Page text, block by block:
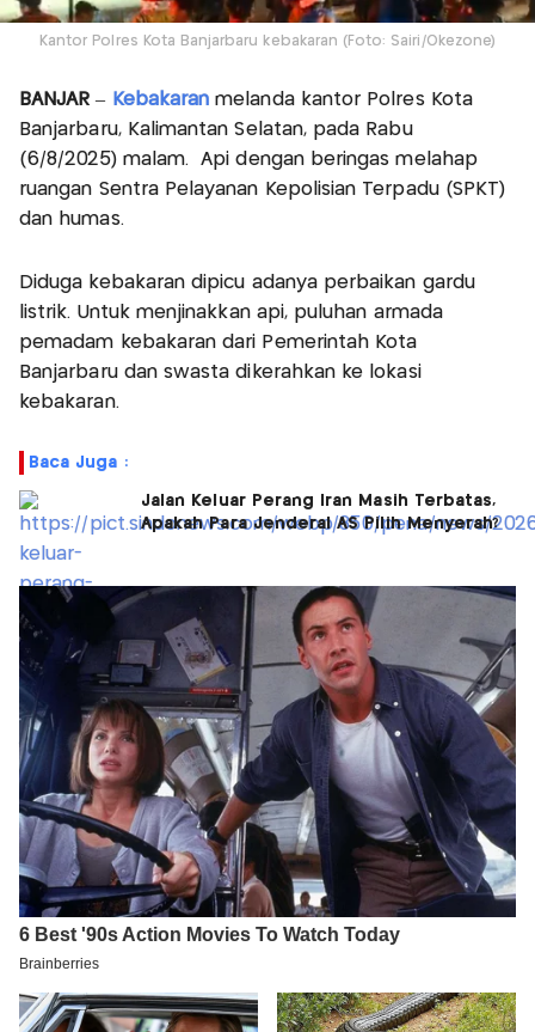
Kantor Polres Kota Banjarbaru kebakaran (Foto: Sairi/Okezone)
BANJAR– Kebakaranmelanda kantor Polres Kota
Banjarbaru, Kalimantan Selatan, pada Rabu
(6/8/2025) malam. Api dengan beringas melahap
ruangan Sentra Pelayanan Kepolisian Terpadu (SPKT)
dan humas.
Diduga kebakaran dipicu adanya perbaikan gardu
listrik. Untuk menjinakkan api, puluhan armada
pemadam kebakaran dari Pemerintah Kota
Banjarbaru dan swasta dikerahkan ke lokasi
kebakaran.
Baca Juga :
Jalan Keluar Perang Iran Masih Terbatas,
Apakah Para Jenderal AS Pilih Menyerah?